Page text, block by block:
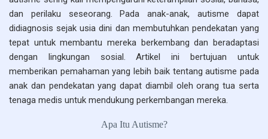
dan perilaku seseorang. Pada anak-anak, autisme dapat
didiagnosis sejak usia dini dan membutuhkan pendekatan yang
tepat untuk membantu mereka berkembang dan beradaptasi
dengan lingkungan sosial. Artikel ini bertujuan untuk
memberikan pemahaman yang lebih baik tentang autisme pada
anak dan pendekatan yang dapat diambil oleh orang tua serta
tenaga medis untuk mendukung perkembangan mereka.
Apa Itu Autisme?